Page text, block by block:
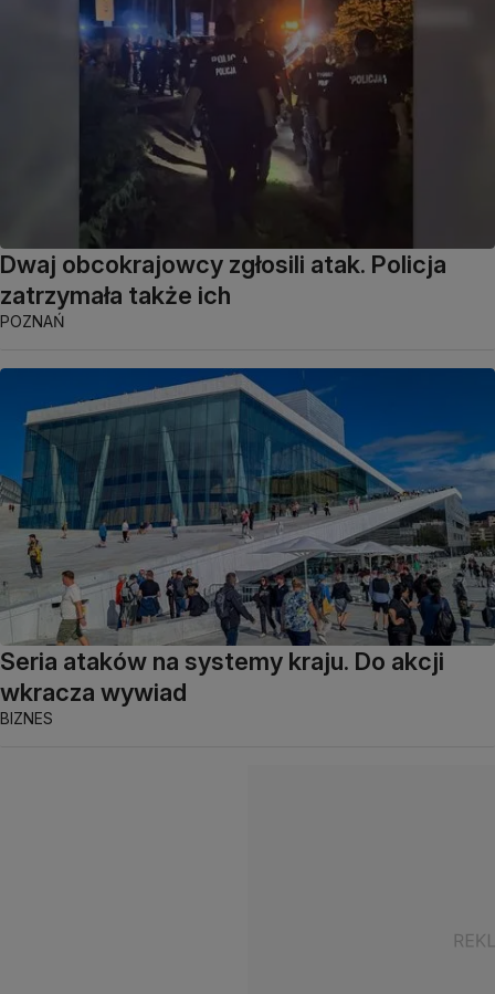
Dwaj obcokrajowcy zgłosili atak. Policja
zatrzymała także ich
POZNAŃ
Seria ataków na systemy kraju. Do akcji
wkracza wywiad
BIZNES